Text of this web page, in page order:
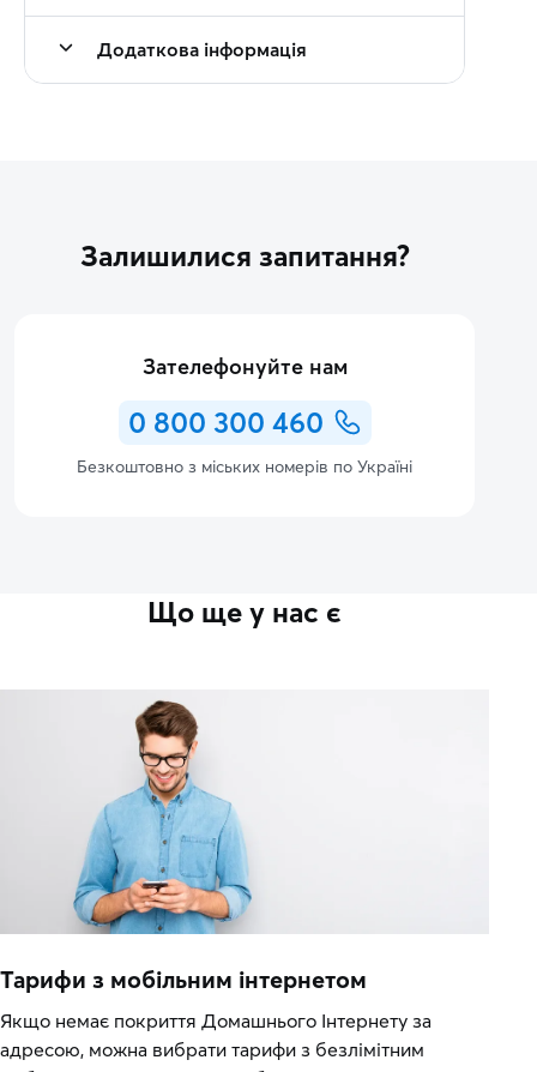
Додаткова інформація
Залишилися запитання?
Зателефонуйте нам
0 800 300 460
Безкоштовно з міських номерів по Україні
Що ще у нас є
Тарифи з мобільним інтернетом
Якщо немає покриття Домашнього Інтернету за
адресою, можна вибрати тарифи з безлімітним